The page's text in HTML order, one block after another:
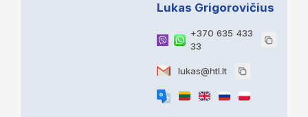
Lukas Grigorovičius
+370 635 433
33
lukas@htl.lt